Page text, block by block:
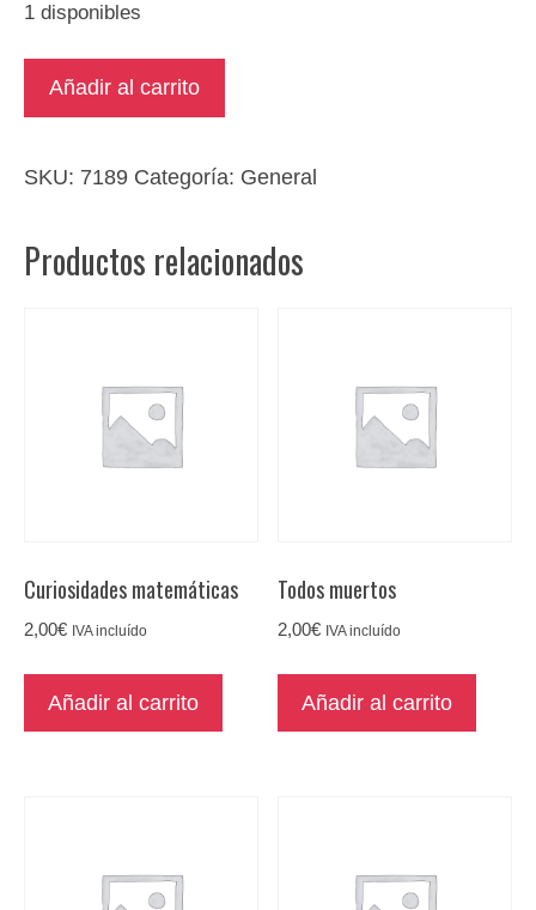
1 disponibles
Madrid,
cantidad
Añadir al carrito
SKU: 7189 Categoría: General
Productos relacionados
Curiosidades matemáticas
2,00€ IVA incluído
Añadir al carrito
Todos muertos
2,00€ IVA incluído
Añadir al carrito